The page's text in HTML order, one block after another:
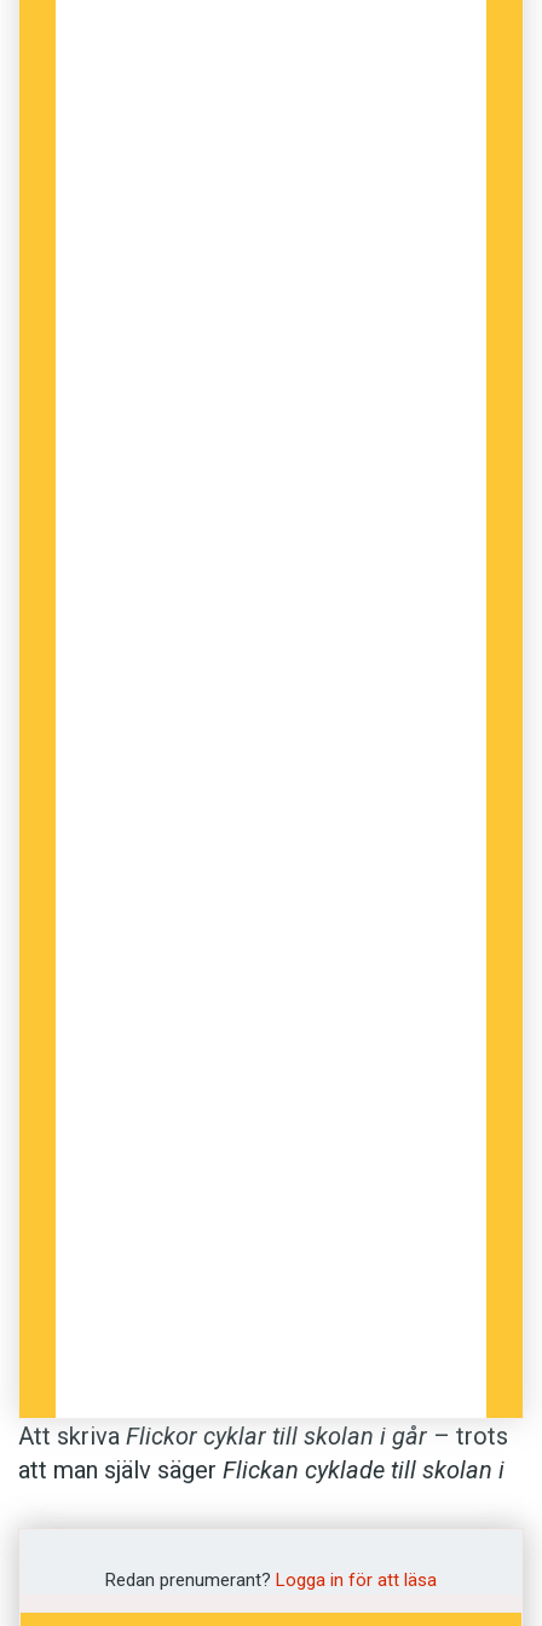
Att skriva Flickor cyklar till skolan i går – trots
att man själv säger Flickan cyklade till skolan i
skrivfunktioner inte helt sammankopplade. En
Redan prenumerant? Logga in för att läsa